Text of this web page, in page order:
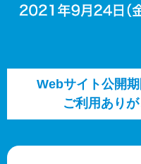
Webサイト公開期
ご利用ありが